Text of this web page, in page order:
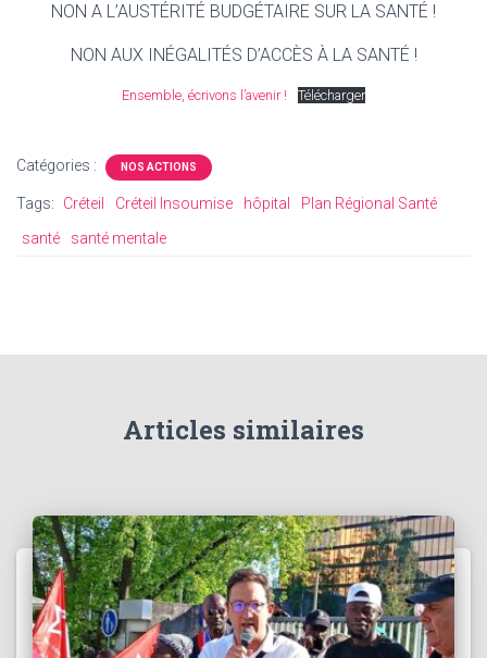
NON A L’AUSTÉRITÉ BUDGÉTAIRE SUR LA SANTÉ !
NON AUX INÉGALITÉS D’ACCÈS À LA SANTÉ !
Ensemble, écrivons l’avenir ! Télécharger
Catégories : NOS ACTIONS
Tags: Créteil Créteil Insoumise hôpital
Plan Régional Santé
santé
santé mentale
Articles similaires